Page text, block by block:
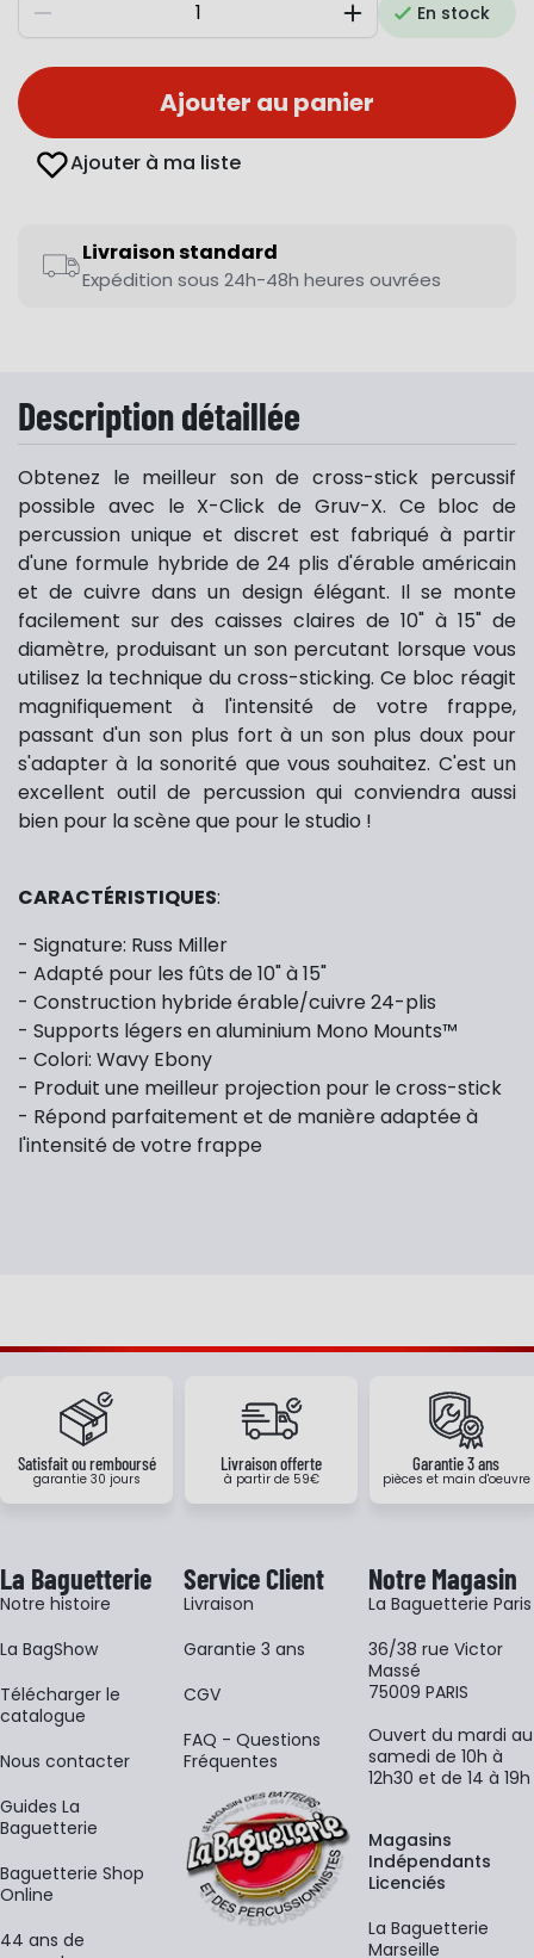
Diminuer AugmenterEn stock
Ajouter au panier
Ajouter à ma liste
Livraison standard
Expédition sous 24h-48h heures ouvrées
Description détaillée
Obtenez le meilleur son de cross-stick percussif
possible avec le X-Click de Gruv-X. Ce bloc de
percussion unique et discret est fabriqué à partir
d'une formule hybride de 24 plis d'érable américain
et de cuivre dans un design élégant. Il se monte
facilement sur des caisses claires de 10" à 15" de
diamètre, produisant un son percutant lorsque vous
utilisez la technique du cross-sticking. Ce bloc réagit
magnifiquement à l'intensité de votre frappe,
passant d'un son plus fort à un son plus doux pour
s'adapter à la sonorité que vous souhaitez. C'est un
excellent outil de percussion qui conviendra aussi
bien pour lascène que pour le studio !
CARACTÉRISTIQUES:
- Signature: Russ Miller
- Adapté pour les fûts de 10" à 15"
- Construction hybride érable/cuivre 24-plis
- Supports légers en aluminium Mono Mounts™
- Colori: Wavy Ebony
- Produit une meilleur projection pour le cross-stick
- Répond parfaitement et de manière adaptée à
l'intensité de votre frappe
Satisfait ou remboursé
garantie 30 jours
Livraison offerte
à partir de 59€
Garantie 3 ans
pièces et main d'oeuvre
La Baguetterie
Notre histoire
La BagShow
​Télécharger le
catalogue
Nous contacter
Guides La
Baguetterie
Baguetterie Shop
Online
44 ans de
Service Client
Livraison
Garantie 3 ans
CGV
FAQ - Questions
Fréquentes
Notre Magasin
La Baguetterie Paris
36/38 rue Victor
Massé
75009 PARIS
Ouvert du mardi au
samedi de 10h à
12h30 et de 14 à 19h
Magasins
Indépendants
Licenciés
La Baguetterie
Marseille